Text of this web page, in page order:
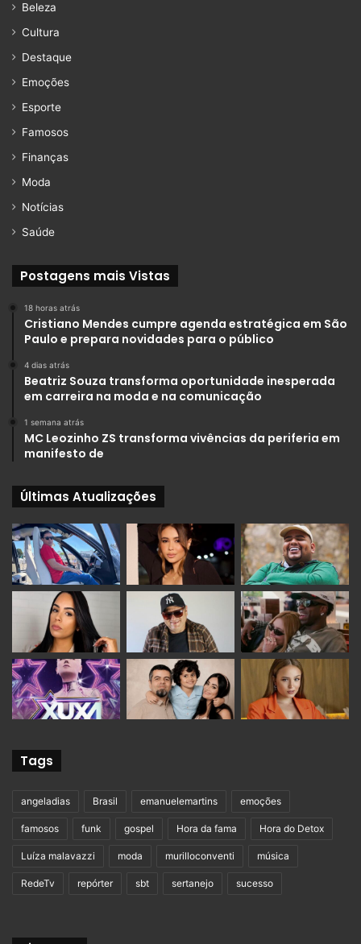
Beleza
Cultura
Destaque
Emoções
Esporte
Famosos
Finanças
Moda
Notícias
Saúde
Postagens mais Vistas
18 horas atrás
Cristiano Mendes cumpre agenda estratégica em São
Paulo e prepara novidades para o público
4 dias atrás
Beatriz Souza transforma oportunidade inesperada
em carreira na moda e na comunicação
1 semana atrás
MC Leozinho ZS transforma vivências da periferia em
manifesto de
Últimas Atualizações
Tags
angeladias Brasil emanuelemartins emoções
famosos funk gospel Hora da fama Hora do Detox
Luíza malavazzi moda murilloconventi música
RedeTv repórter sbt sertanejo sucesso